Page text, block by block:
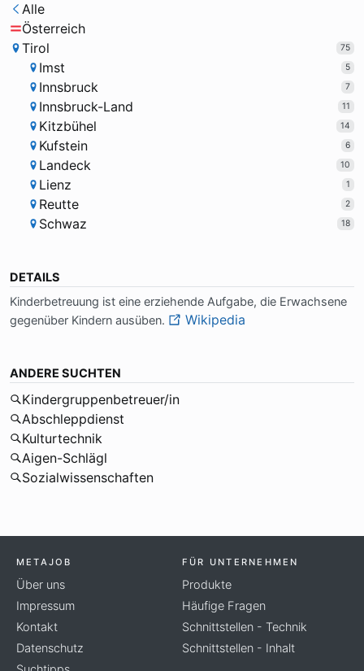
Alle
Österreich
Tirol
75
Imst 5
Innsbruck 7
Innsbruck-Land 11
Kitzbühel 14
Kufstein 6
Landeck 10
Lienz 1
Reutte 2
Schwaz 18
DETAILS
Kin­der­be­treu­ung ist ei­ne er­zie­hen­de Auf­ga­be, die Er­wach­se­ne
ge­gen­über Kin­dern aus­üben.
Wikipedia
ANDERE SUCHTEN
Kindergruppenbetreuer/in
Abschleppdienst
Kulturtechnik
Aigen-Schlägl
Sozialwissenschaften
METAJOB
Über uns
Impressum
Kontakt
Datenschutz
FÜR UNTERNEHMEN
Produkte
Häufige Fragen
Schnittstellen - Technik
Schnittstellen - Inhalt